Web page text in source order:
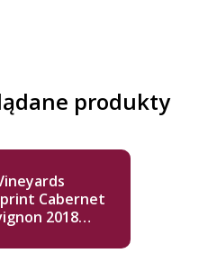
produkty
Cabernet
2018